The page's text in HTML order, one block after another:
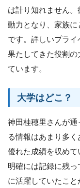
は計り知れません
動力となり、家族
です。詳しいプラ
果たしてきた役割
ています。
大学はどこ？
神田桂穂里さんが
る情報はあまり多
優れた成績を収め
明確には記録に残
に活躍していたこ